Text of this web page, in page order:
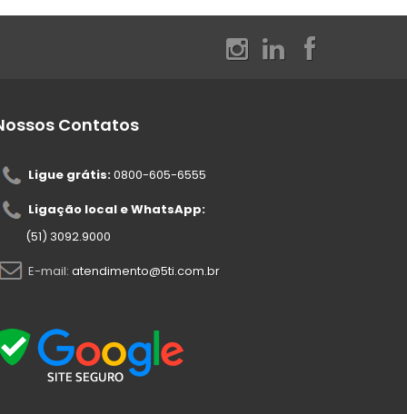
Contatos
Ligue grátis:0800-605-6555
Ligação local e WhatsApp:
(51) 3092.9000
E-mail: atendimento@5ti.com.br